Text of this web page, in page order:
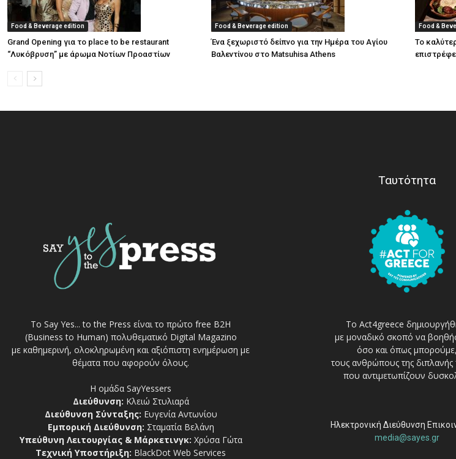
Food & Beverage edition
Grand Opening για το place to be restaurant
“Λυκόβρυση” με άρωμα Νοτίων Προαστίων
Food & Beverage edition
Ένα ξεχωριστό δείπνο για την Ημέρα του Αγίου
Βαλεντίνου στο Matsuhisa Athens
Food &
Το
Το Say Yes... to the Press είναι το πρώτο free Β2Η
(Business to Human) πολυθεματικό Digital Magazino
με καθημερινή, ολοκληρωμένη και αξιόπιστη ενημέρωση με
θέματα που αφορούν όλους.
Η ομάδα SayYessers
Διεύθυνση: Κλειώ Στυλιαρά
Διεύθυνση Σύνταξης: Ευγενία Αντωνίου
Εμπορική Διεύθυνση: Σταματία Βελάνη
Υπεύθυνη Λειτουργίας & Μάρκετινγκ: Χρύσα Γώτα
Τεχνική Υποστήριξη: BlackDot Web Services
Ταυτότητα
Το Act4greece
με μοναδικό σκοπό να
όσο και όπως μπορούμε,
τους ανθρώπους της διπλανής
που αντιμετωπίζουν
Ηλεκτρονική Διεύθυνση
media@sayes.gr